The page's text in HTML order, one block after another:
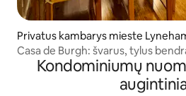
Privatus kambarys mieste
Casa de Burgh: švarus, tylus
Kondominiumų